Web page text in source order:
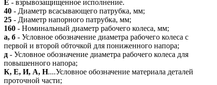
Е - взрывозащищенное исполнение.
40 - Диаметр всасывающего патрубка, мм;
25 - Диаметр напорного патрубка, мм;
160 - Номинальный диаметр рабочего колеса, мм;
а, б - Условное обозначение диаметра рабочего колеса с
первой и второй обточкой для пониженного напора;
д - Условное обозначение диаметра рабочего колеса для
повышенного напора;
К, Е, И, А, Н....Условное обозначение материала деталей
проточной части;